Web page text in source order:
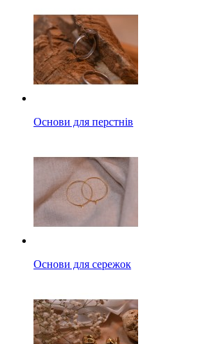
Основи для перстнів
Основи для сережок